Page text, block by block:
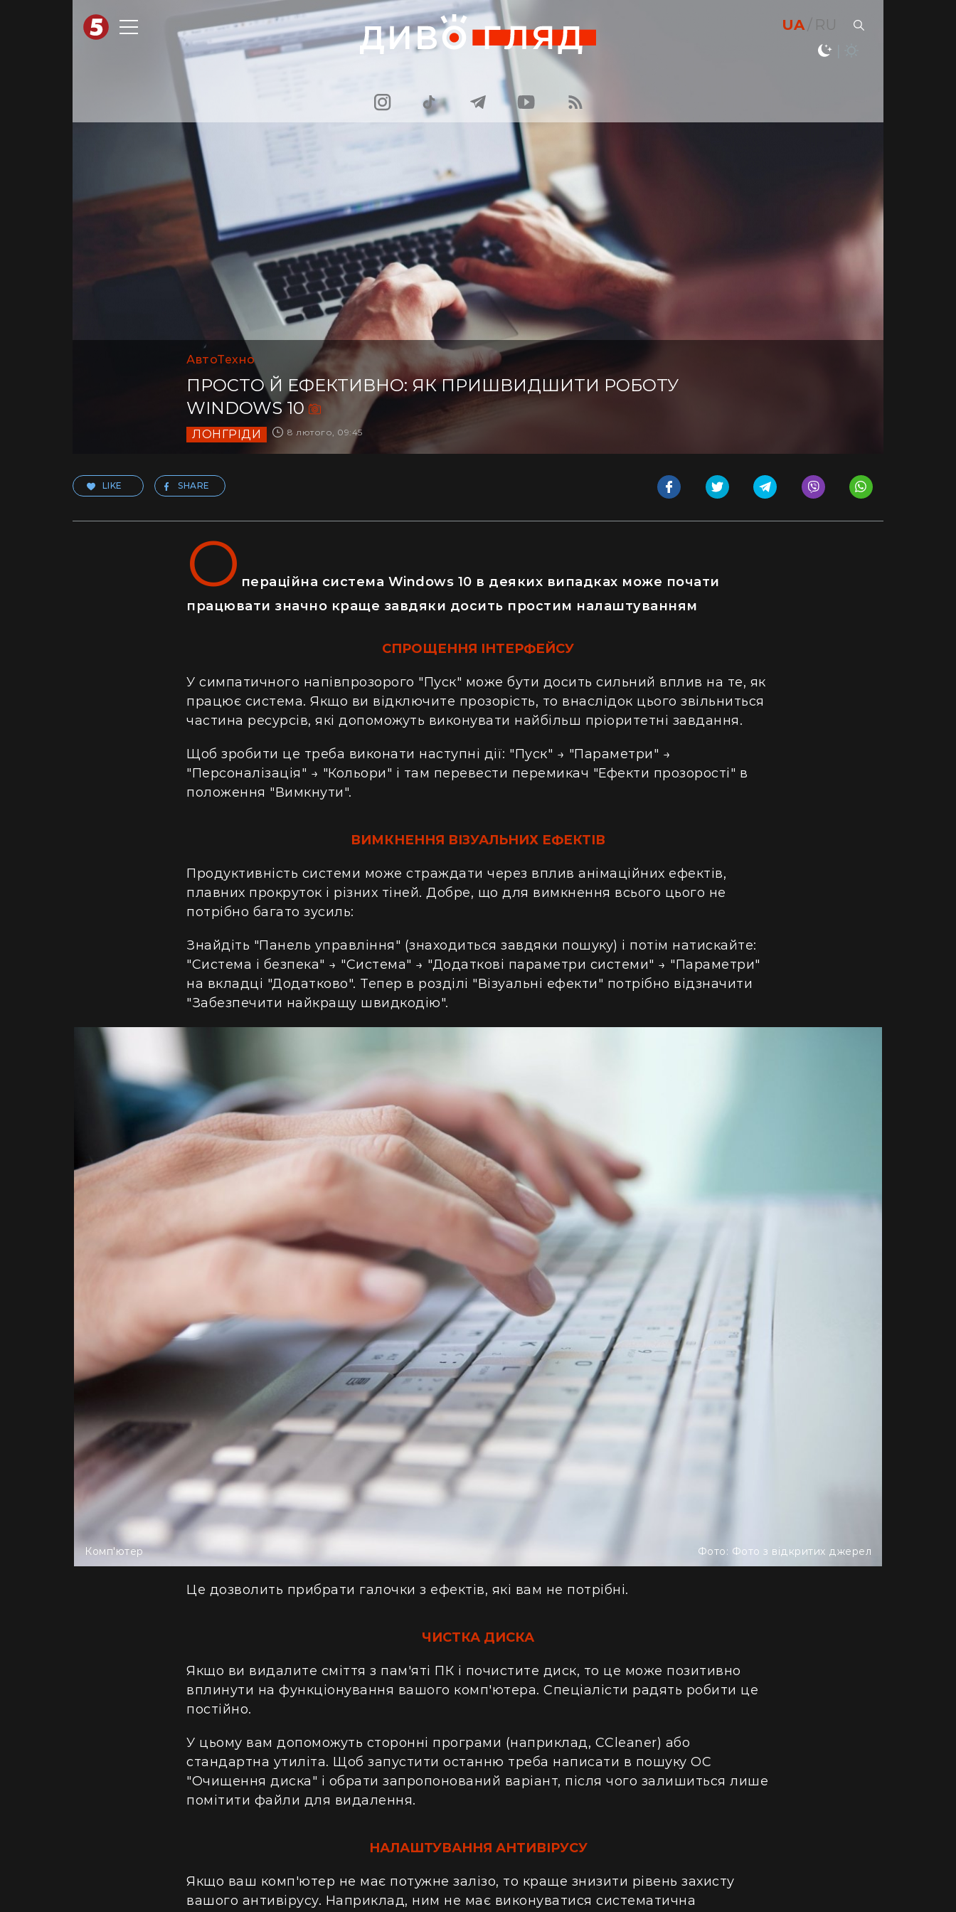
UA RU
АвтоТехно
ПРОСТО Й ЕФЕКТИВНО: ЯК ПРИШВИДШИТИ РОБОТУ
WINDOWS 10
ЛОНГРІДИ 8 лютого, 09:45
LIKE SHARE
О пераційна система Windows 10 в деяких випадках може почати
працювати значно краще завдяки досить простим налаштуванням
СПРОЩЕННЯ ІНТЕРФЕЙСУ
У симпатичного напівпрозорого "Пуск" може бути досить сильний вплив на те, як
працює система. Якщо ви відключите прозорість, то внаслідок цього звільниться
частина ресурсів, які допоможуть виконувати найбільш пріоритетні завдання.
Щоб зробити це треба виконати наступні дії: "Пуск" → "Параметри" →
"Персоналізація" → "Кольори" і там перевести перемикач "Ефекти прозорості" в
положення "Вимкнути".
ВИМКНЕННЯ ВІЗУАЛЬНИХ ЕФЕКТІВ
Продуктивність системи може страждати через вплив анімаційних ефектів,
плавних прокруток і різних тіней. Добре, що для вимкнення всього цього не
потрібно багато зусиль:
Знайдіть "Панель управління" (знаходиться завдяки пошуку) і потім натискайте:
"Система і безпека" → "Система" → "Додаткові параметри системи" → "Параметри"
на вкладці "Додатково". Тепер в розділі "Візуальні ефекти" потрібно відзначити
"Забезпечити найкращу швидкодію".
Комп'ютер Фото: Фото з відкритих джерел
Це дозволить прибрати галочки з ефектів, які вам не потрібні.
ЧИСТКА ДИСКА
Якщо ви видалите сміття з пам'яті ПК і почистите диск, то це може позитивно
вплинути на функціонування вашого комп'ютера. Спеціалісти радять робити це
постійно.
У цьому вам допоможуть сторонні програми (наприклад, CCleaner) або
стандартна утиліта. Щоб запустити останню треба написати в пошуку ОС
"Очищення диска" і обрати запропонований варіант, після чого залишиться лише
помітити файли для видалення.
НАЛАШТУВАННЯ АНТИВІРУСУ
Якщо ваш комп'ютер не має потужне залізо, то краще знизити рівень захисту
вашого антивірусу. Наприклад, ним не має виконуватися систематична